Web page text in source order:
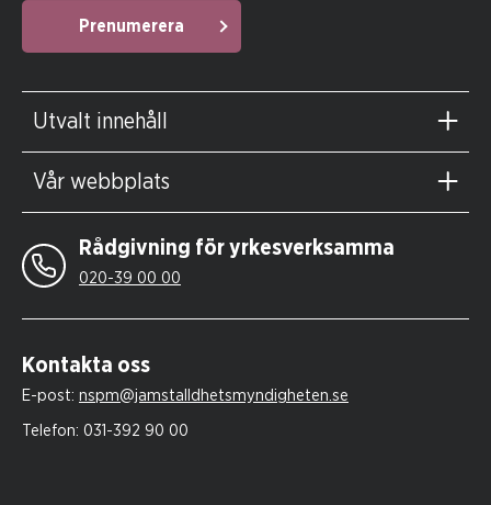
Prenumerera
Utvalt innehåll
Vår webbplats
Rådgivning för yrkesverksamma
020-39 00 00
Kontakta oss
E-post: nspm@jamstalldhetsmyndigheten.se
Telefon: 031-392 90 00